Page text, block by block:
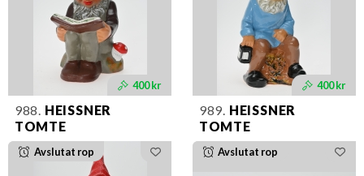
400 kr
988. HEISSNER
TOMTE
400 kr
989. HEISSNER
TOMTE
Avslutat rop Avslutat rop